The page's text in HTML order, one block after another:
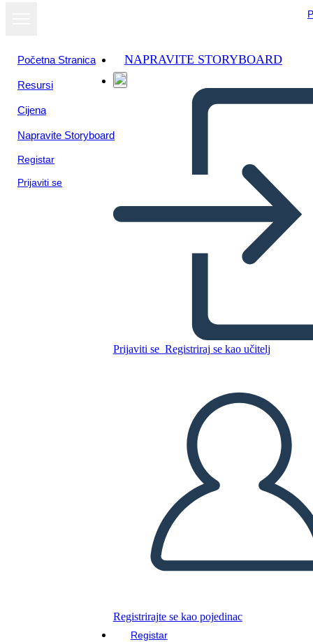
Početna Stranica
Resursi
Cijena
Napravite Storyboard
Registar
Prijaviti se
NAPRAVITE STORYBOARD
Prijaviti se Registriraj se kao učitelj
Registrirajte se kao pojedinac
Registar
Kopirajte ovaj Storyboard
REPRODUCIRAJ DIJAPROJEKCIJU
ČITAJ MI